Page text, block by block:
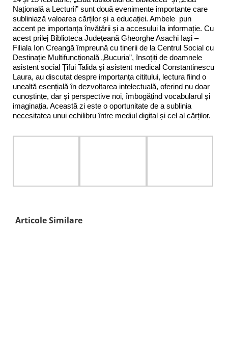
Națională a Lecturii” sunt două evenimente importante care
subliniază valoarea cărților și a educației. Ambele pun
accent pe importanța învățării și a accesului la informație. Cu
acest prilej Biblioteca Județeană Gheorghe Asachi Iași –
Filiala Ion Creangă împreună cu tinerii de la Centrul Social cu
Destinație Multifuncțională „Bucuria”, însoțiți de doamnele
asistent social Țifui Talida și asistent medical Constantinescu
Laura, au discutat despre importanța cititului, lectura fiind o
unealtă esențială în dezvoltarea intelectuală, oferind nu doar
cunoștințe, dar și perspective noi, îmbogățind vocabularul și
imaginația. Această zi este o oportunitate de a sublinia
necesitatea unui echilibru între mediul digital și cel al cărților.
Articole Similare